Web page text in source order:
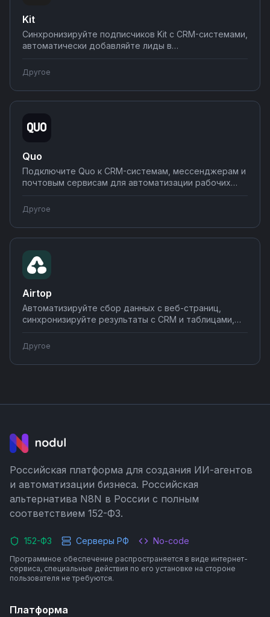
Kit
Синхронизируйте подписчиков Kit с CRM-системами,
автоматически добавляйте лиды в
переносите контакты между сервисами.
Настраивайте email-маркетинг без ручной работы
через интеграции на Nodul.
Другое
Quo
Подключите Quo к CRM-системам, мессенджерам и
почтовым сервисам для автоматизации рабочих
системами и настраивайте автоматические
уведомления. Создавайте интеграции без
программирования на Nodul.
Другое
Airtop
Автоматизируйте сбор данных с веб-страниц,
синхронизируйте результаты с CRM и таблицами,
Подключите Airtop к системам аналитики и
уведомлений для полной автоматизации веб-
процессов.
Другое
Российская платформа для создания ИИ-агентов
и автоматизации бизнеса. Российская
альтернатива N8N в России с полным
соответствием 152-ФЗ.
152-ФЗ Серверы РФ No-code
Программное обеспечение распространяется в виде интернет-
сервиса, специальные действия по его установке на стороне
пользователя не требуются.
Платформа